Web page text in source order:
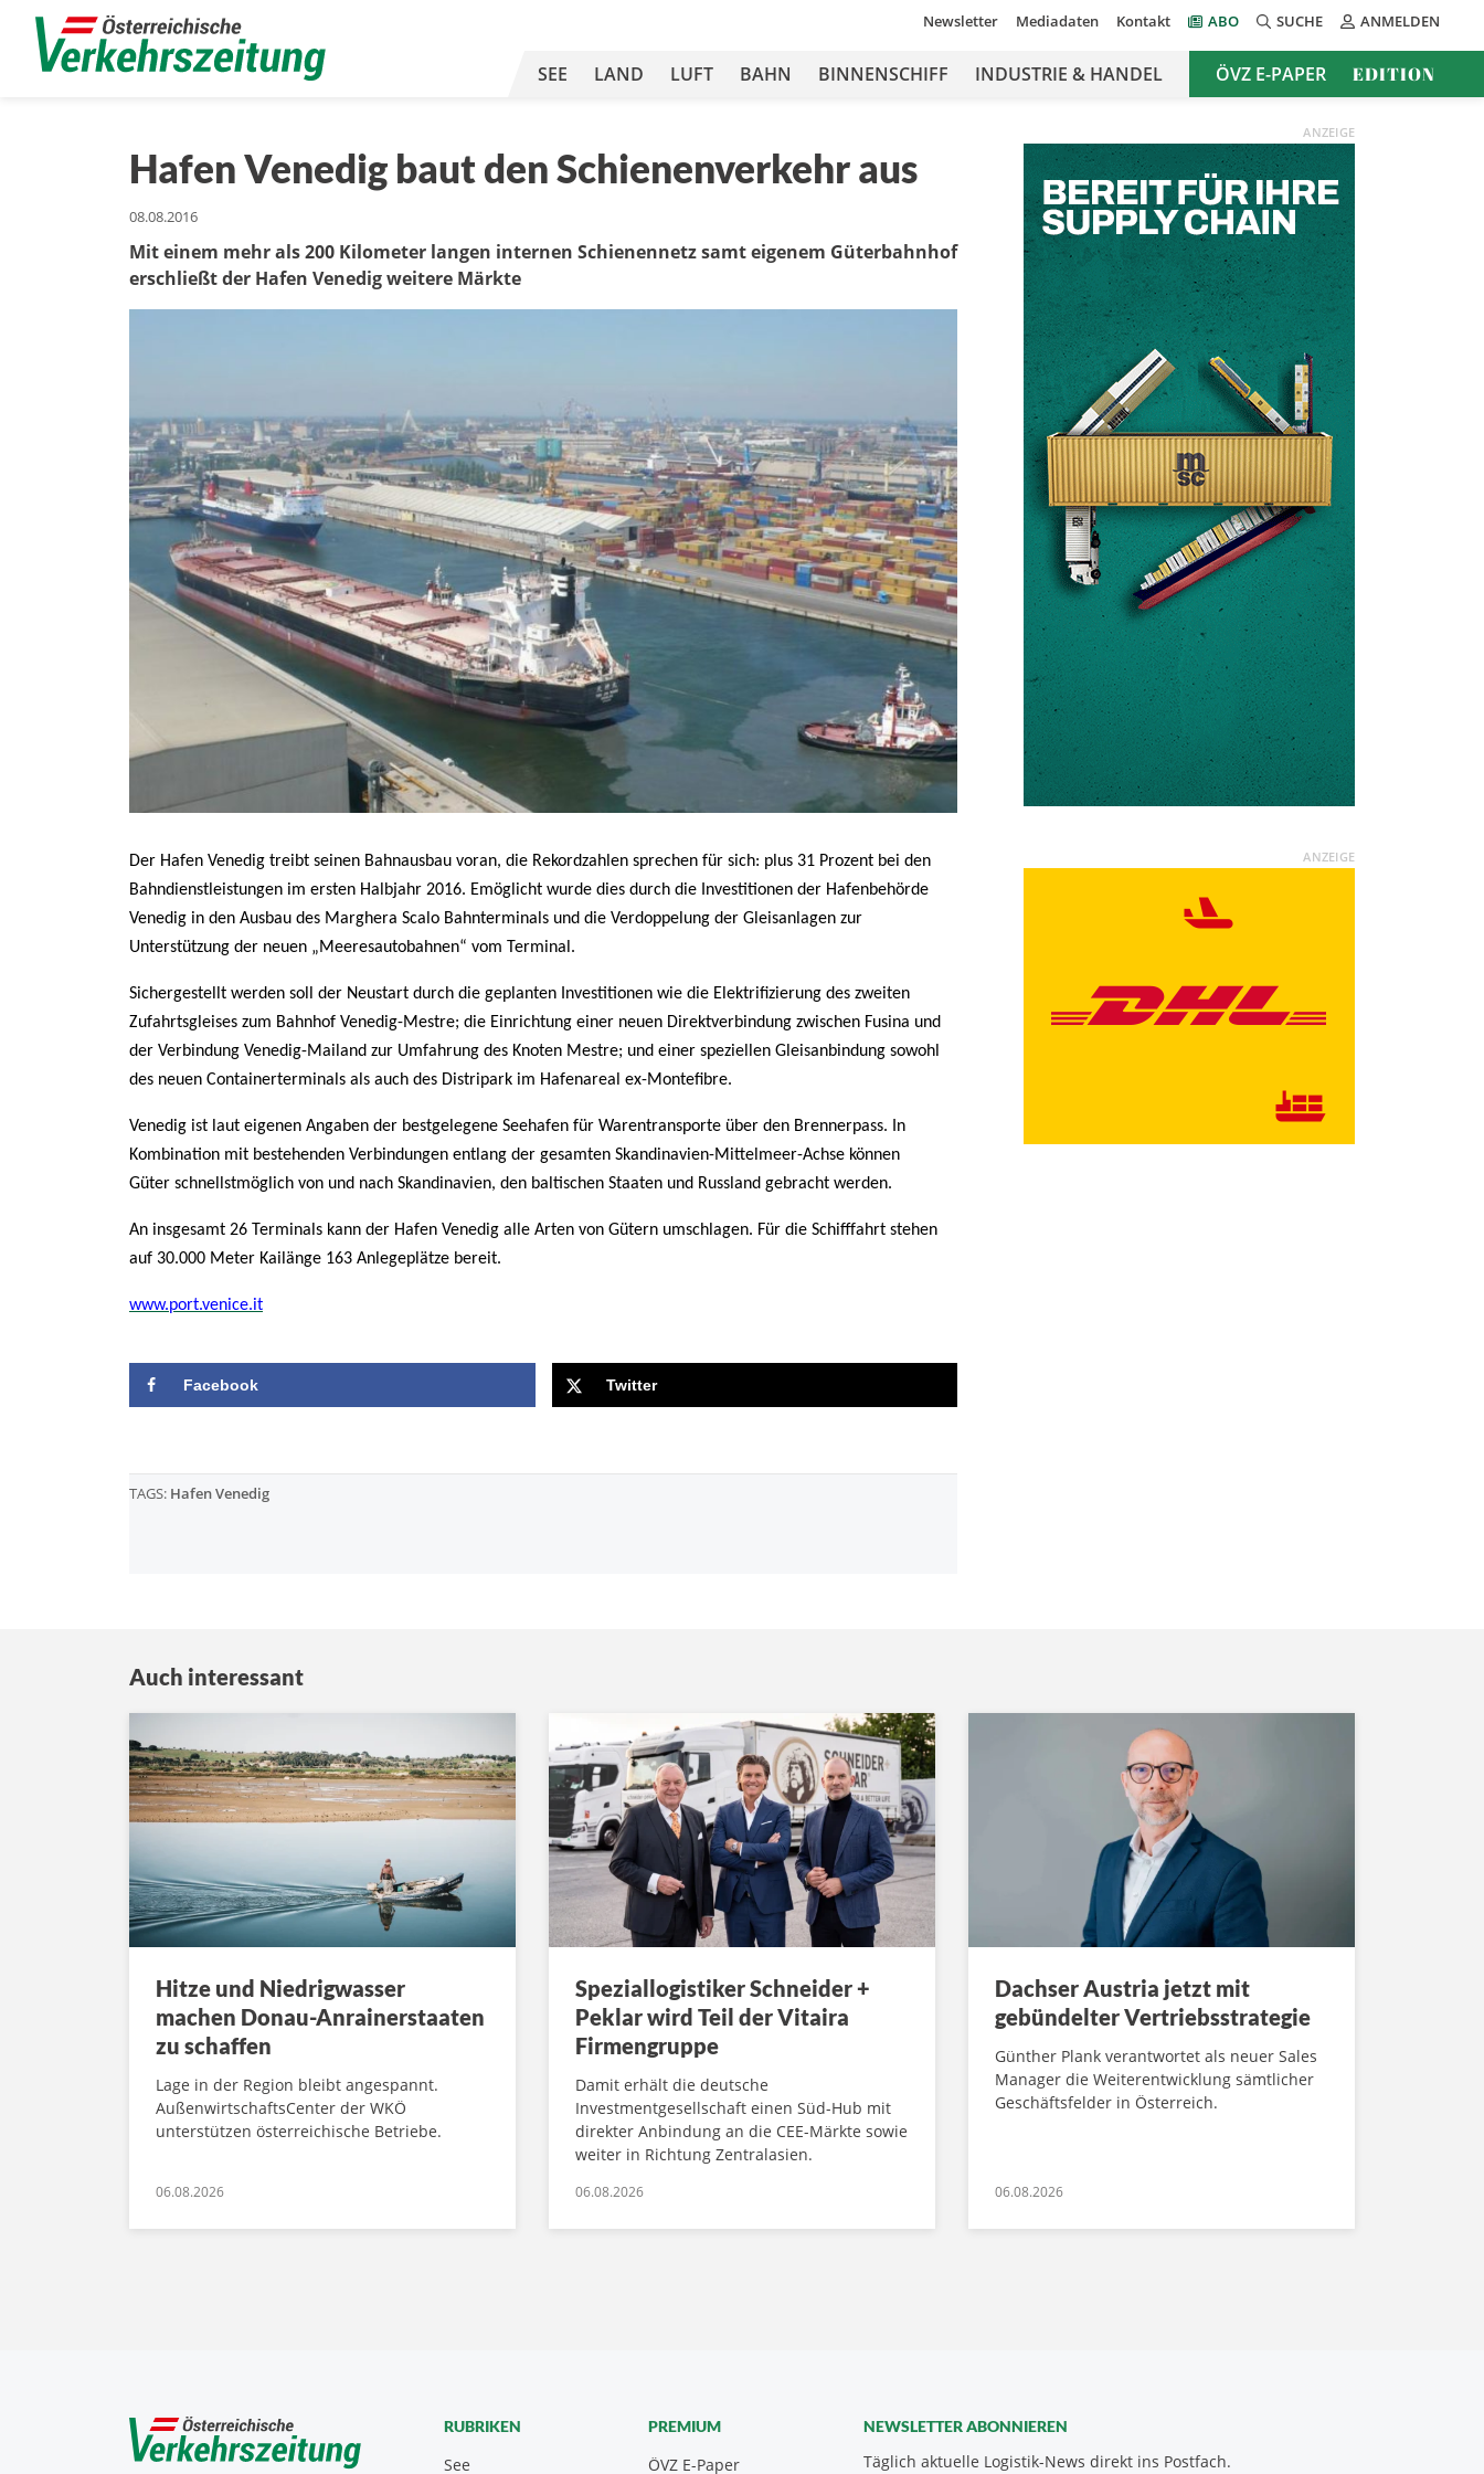
Newsletter Mediadaten Kontakt ABO SUCHE ANMELDEN
SEE LAND LUFT BAHN BINNENSCHIFF INDUSTRIE & HANDEL ÖVZ E-PAPER EDITION
Hafen Venedig baut den Schienenverkehr aus
08.08.2016
Mit einem mehr als 200 Kilometer langen internen Schienennetz samt eigenem Güterbahnhof
erschließt der Hafen Venedig weitere Märkte
Der Hafen Venedig treibt seinen Bahnausbau voran, die Rekordzahlen sprechen für sich: plus 31 Prozent bei den
Bahndienstleistungen im ersten Halbjahr 2016. Emöglicht wurde dies durch die Investitionen der Hafenbehörde
Venedig in den Ausbau des Marghera Scalo Bahnterminals und die Verdoppelung der Gleisanlagen zur
Unterstützung der neuen „Meeresautobahnen“ vom Terminal.
Sichergestellt werden soll der Neustart durch die geplanten Investitionen wie die Elektrifizierung des zweiten
Zufahrtsgleises zum Bahnhof Venedig-Mestre; die Einrichtung einer neuen Direktverbindung zwischen Fusina und
der Verbindung Venedig-Mailand zur Umfahrung des Knoten Mestre; und einer speziellen Gleisanbindung sowohl
des neuen Containerterminals als auch des Distripark im Hafenareal ex-Montefibre.
Venedig ist laut eigenen Angaben der bestgelegene Seehafen für Warentransporte über den Brennerpass. In
Kombination mit bestehenden Verbindungen entlang der gesamten Skandinavien-Mittelmeer-Achse können
Güter schnellstmöglich von und nach Skandinavien, den baltischen Staaten und Russland gebracht werden.
An insgesamt 26 Terminals kann der Hafen Venedig alle Arten von Gütern umschlagen. Für die Schifffahrt stehen
auf 30.000 Meter Kailänge 163 Anlegeplätze bereit.
www.port.venice.it
Facebook Twitter
TAGS: Hafen Venedig
ANZEIGE
ANZEIGE
Auch interessant
Hitze und Niedrigwasser
machen Donau-Anrainerstaaten
zu schaffen
Lage in der Region bleibt angespannt.
AußenwirtschaftsCenter der WKÖ
unterstützen österreichische Betriebe.
06.08.2026
Speziallogistiker Schneider +
Peklar wird Teil der Vitaira
Firmengruppe
Damit erhält die deutsche
Investmentgesellschaft einen Süd-Hub mit
direkter Anbindung an die CEE-Märkte sowie
weiter in Richtung Zentralasien.
06.08.2026
Dachser Austria jetzt mit
gebündelter Vertriebsstrategie
Günther Plank verantwortet als neuer Sales
Manager die Weiterentwicklung sämtlicher
Geschäftsfelder in Österreich.
06.08.2026
NEWSLETTER ABONNIEREN
Täglich aktuelle Logistik-News direkt ins Postfach.
RUBRIKEN
See
PREMIUM
ÖVZ E-Paper